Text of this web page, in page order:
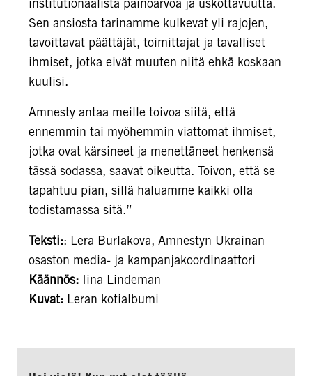
Sen ansiosta tarinamme kulkevat yli rajojen,
tavoittavat päättäjät, toimittajat ja tavalliset
ihmiset, jotka eivät muuten niitä ehkä koskaan
kuulisi.
Amnesty antaa meille toivoa siitä, että
ennemmin tai myöhemmin viattomat ihmiset,
jotka ovat kärsineet ja menettäneet henkensä
tässä sodassa, saavat oikeutta. Toivon, että se
tapahtuu pian, sillä haluamme kaikki olla
todistamassa sitä.”
Teksti:: Lera Burlakova, Amnestyn Ukrainan
osaston media- ja kampanjakoordinaattori
Käännös: Iina Lindeman
Kuvat: Leran kotialbumi